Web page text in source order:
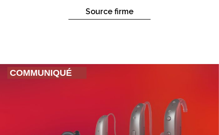
Source firme
COMMUNIQUÉ